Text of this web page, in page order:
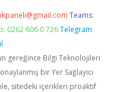
Teams:
0262 606 0 726 Telegram:
gereğince Bilgi Teknolojileri
bir Yer Sağlayıcı
sitedeki içerikleri proaktif